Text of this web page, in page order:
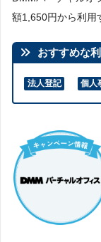
額1,650円から利用
おすすめな
法人登記 個人